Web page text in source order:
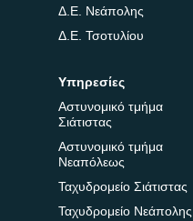
Δ.Ε. Νεάπολης
Δ.Ε. Τσοτυλίου
Υπηρεσίες
Αστυνομικό τμήμα
Σιάτιστας
Αστυνομικό τμήμα
Νεαπόλεως
Ταχυδρομείο Σιάτιστας
Ταχυδρομείο Νεάπολης